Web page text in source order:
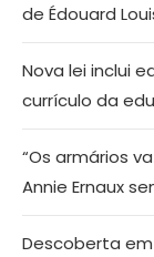
de Édouard
Nova lei inclui
currículo da
“Os armários
Annie Ernaux
Descoberta